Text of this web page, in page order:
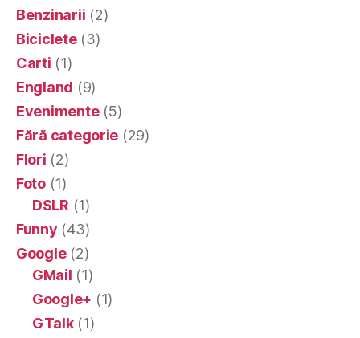
Benzinarii (2)
Biciclete(3)
Carti (1)
England (9)
Evenimente(5)
Fără categorie (29)
Flori (2)
Foto(1)
DSLR (1)
Funny (43)
Google(2)
GMail (1)
Google+ (1)
GTalk(1)